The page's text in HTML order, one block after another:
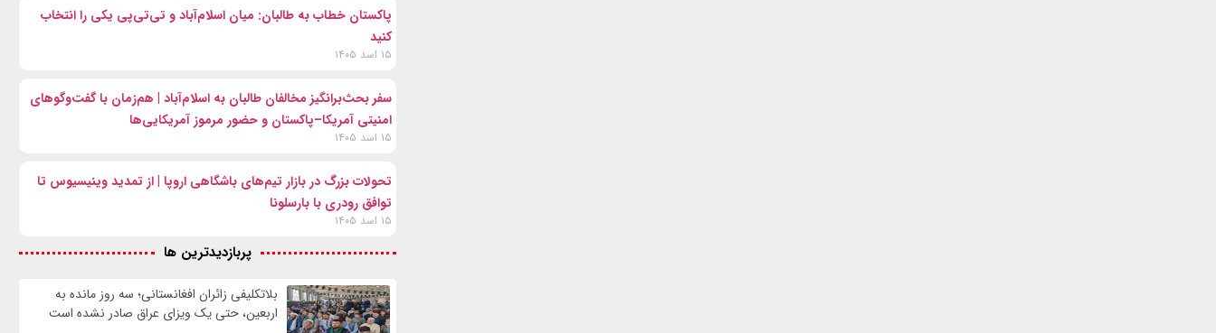
پاکستان خطاب به طالبان: میان اسلام‌آباد و تی‌تی‌پی یکی را انتخاب
کنید
۱۵ اسد ۱۴۰۵
سفر بحث‌برانگیز مخالفان طالبان به اسلام‌آباد | هم‌زمان با گفت‌وگوهای
امنیتی آمریکا–پاکستان و حضور مرموز آمریکایی‌ها
۱۵ اسد ۱۴۰۵
تحولات بزرگ در بازار تیم‌های باشگاهی اروپا | از تمدید وینیسیوس تا
توافق رودری با بارسلونا
۱۵ اسد ۱۴۰۵
پربازدیدترین ها
بلاتکلیفی زائران افغانستانی؛ سه روز مانده به
اربعین، حتی یک ویزای عراق صادر نشده است